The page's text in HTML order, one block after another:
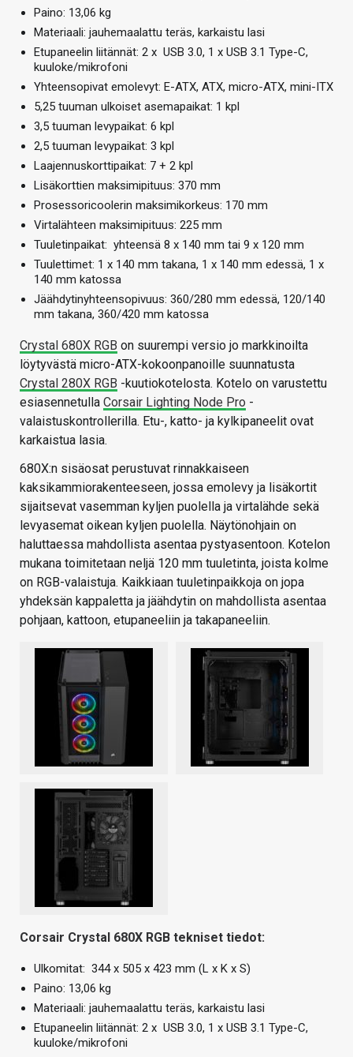
Paino: 13,06 kg
Materiaali: jauhemaalattu teräs, karkaistu lasi
Etupaneelin liitännät: 2 x USB 3.0, 1 x USB 3.1 Type-C,
kuuloke/mikrofoni
Yhteensopivat emolevyt: E-ATX, ATX, micro-ATX, mini-ITX
5,25 tuuman ulkoiset asemapaikat: 1 kpl
3,5 tuuman levypaikat: 6 kpl
2,5 tuuman levypaikat: 3 kpl
Laajennuskorttipaikat: 7 + 2 kpl
Lisäkorttien maksimipituus: 370 mm
Prosessoricoolerin maksimikorkeus: 170 mm
Virtalähteen maksimipituus: 225 mm
Tuuletinpaikat: yhteensä 8 x 140 mm tai 9 x 120 mm
Tuulettimet: 1 x 140 mm takana, 1 x 140 mm edessä, 1 x
140 mm katossa
Jäähdytinyhteensopivuus: 360/280 mm edessä, 120/140
mm takana, 360/420 mm katossa
Crystal 680X RGB on suurempi versio jo markkinoilta
löytyvästä micro-ATX-kokoonpanoille suunnatusta
Crystal 280X RGB -kuutiokotelosta. Kotelo on varustettu
esiasennetulla Corsair Lighting Node Pro -
valaistuskontrollerilla. Etu-, katto- ja kylkipaneelit ovat
karkaistua lasia.
680X:n sisäosat perustuvat rinnakkaiseen
kaksikammiorakenteeseen, jossa emolevy ja lisäkortit
sijaitsevat vasemman kyljen puolella ja virtalähde sekä
levyasemat oikean kyljen puolella. Näytönohjain on
haluttaessa mahdollista asentaa pystyasentoon. Kotelon
mukana toimitetaan neljä 120 mm tuuletinta, joista kolme
on RGB-valaistuja. Kaikkiaan tuuletinpaikkoja on jopa
yhdeksän kappaletta ja jäähdytin on mahdollista asentaa
pohjaan, kattoon, etupaneeliin ja takapaneeliin.
Corsair Crystal 680X RGB tekniset tiedot:
Ulkomitat: 344 x 505 x 423 mm (L x K x S)
Paino: 13,06 kg
Materiaali: jauhemaalattu teräs, karkaistu lasi
Etupaneelin liitännät: 2 x USB 3.0, 1 x USB 3.1 Type-C,
kuuloke/mikrofoni